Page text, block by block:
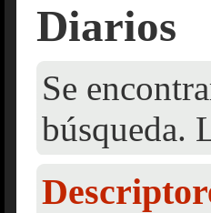
Diarios
Se
búsqueda.